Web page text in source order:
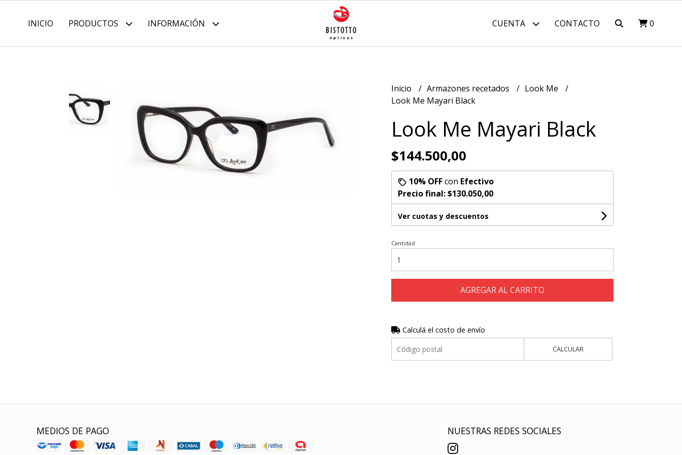
INICIO PRODUCTOS INFORMACIÓN CUENTA CONTACTO 0
Inicio Armazones recetados
Look Me
Look Me Mayari Black
Look Me Mayari Black
$144.500,00
10% OFFcon Efectivo
Precio final:$130.050,00
Ver cuotas y descuentos
Cantidad
AGREGAR AL CARRITO
Calculá el costo de envío
CALCULAR
MEDIOS DE PAGO NUESTRAS REDES SOCIALES